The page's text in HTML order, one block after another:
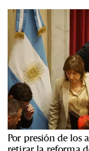
Por presión de los